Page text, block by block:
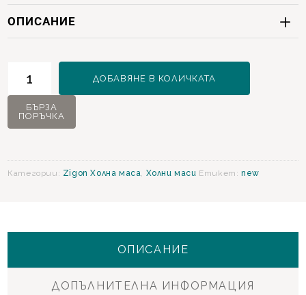
ОПИСАНИЕ
Napoli
Zigon
ДОБАВЯНЕ В КОЛИЧКАТА
БЪРЗА
ПОРЪЧКА
Категории: Zigon Холна маса, Холни маси Етикет:new
ОПИСАНИЕ
ДОПЪЛНИТЕЛНА ИНФОРМАЦИЯ